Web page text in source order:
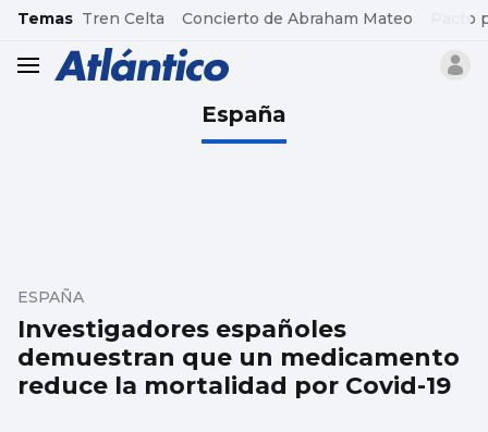
common.go-to-content
Temas Tren Celta Concierto de Abraham Mateo Pacto
header.menu.open
España
Investigadores españoles
demuestran que un medicamento
reduce la mortalidad por Covid-19
ESPAÑA